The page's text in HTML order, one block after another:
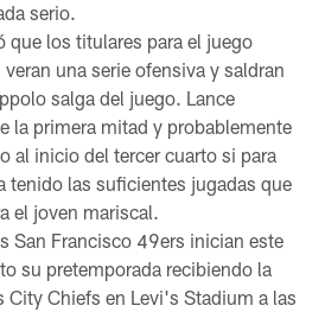
serio.
que los titulares para el juego
una serie ofensiva y saldran
salga del juego. Lance
la primera mitad y probablemente
al inicio del tercer cuarto si para
tenido las suficientes jugadas que
el joven mariscal.
San Francisco 49ers inician este
su pretemporada recibiendo la
City Chiefs en Levi's Stadium a las